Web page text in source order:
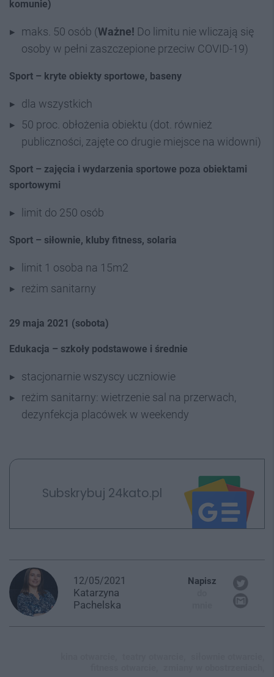
komunie)
maks. 50 osób (Ważne! Do limitu nie wliczają się
osoby w pełni zaszczepione przeciw COVID-19)
Sport – kryte obiekty sportowe, baseny
dla wszystkich
50 proc. obłożenia obiektu (dot. również
publiczności, zajęte co drugie miejsce na widowni)
Sport – zajęcia i wydarzenia sportowe poza obiektami
sportowymi
limit do 250 osób
Sport – siłownie, kluby fitness, solaria
limit 1 osoba na 15m2
reżim sanitarny
29 maja 2021 (sobota)
Edukacja – szkoły podstawowe i średnie
stacjonarnie wszyscy uczniowie
reżim sanitarny: wietrzenie sal na przerwach,
dezynfekcja placówek w weekendy
Subskrybuj 24kato.pl
12/05/2021
Katarzyna
Pachelska
Napisz